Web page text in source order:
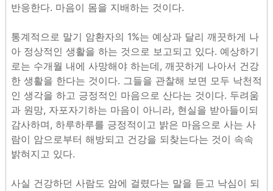
반응한다. 마음이 몸을 지배하는 것이다.
통계적으로 말기 암환자의 1%는 예상과 달리 깨끗하게 나
아 정상적인 생활을 하는 것으로 보고되고 있다. 예상하기
로는 수개월 내에 사망해야 하는데, 깨끗하게 나아서 건강
한 생활을 한다는 것이다. 그들을 관찰해 보면 모두 낙천적
인 생각을 하고 긍정적인 마음으로 산다는 것이다. 두려움
과 원망, 자포자기하는 마음이 아니라, 현실을 받아들이되
감사하며, 하루하루를 긍정적이고 밝은 마음으로 사는 사
람이 암으로부터 해방되고 건강을 되찾는다는 것이 속속
밝혀지고 있다.
사실 건강하던 사람도 암에 걸렸다는 말을 듣고 낙심이 되